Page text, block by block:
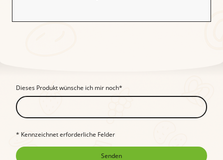
Dieses Produkt wünsche ich mir noch*
* Kennzeichnet erforderliche Felder
Senden